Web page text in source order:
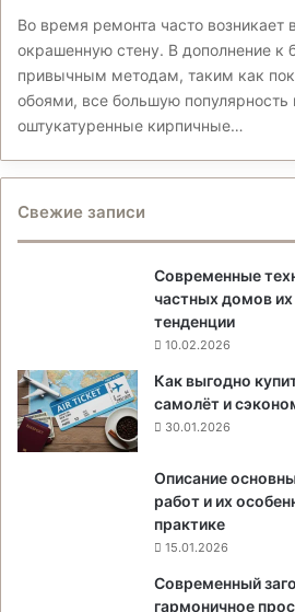
Во время ремонта часто возникает
окрашенную стену. В дополнение к
привычным методам, таким как
обоями, все большую популярность
оштукатуренные кирпичные…
Свежие записи
Современные
частных домов
тенденции
10.02.2026
Как выгодно
самолёт и
30.01.2026
Описание
работ и их
практике
15.01.2026
Современный
гармоничное